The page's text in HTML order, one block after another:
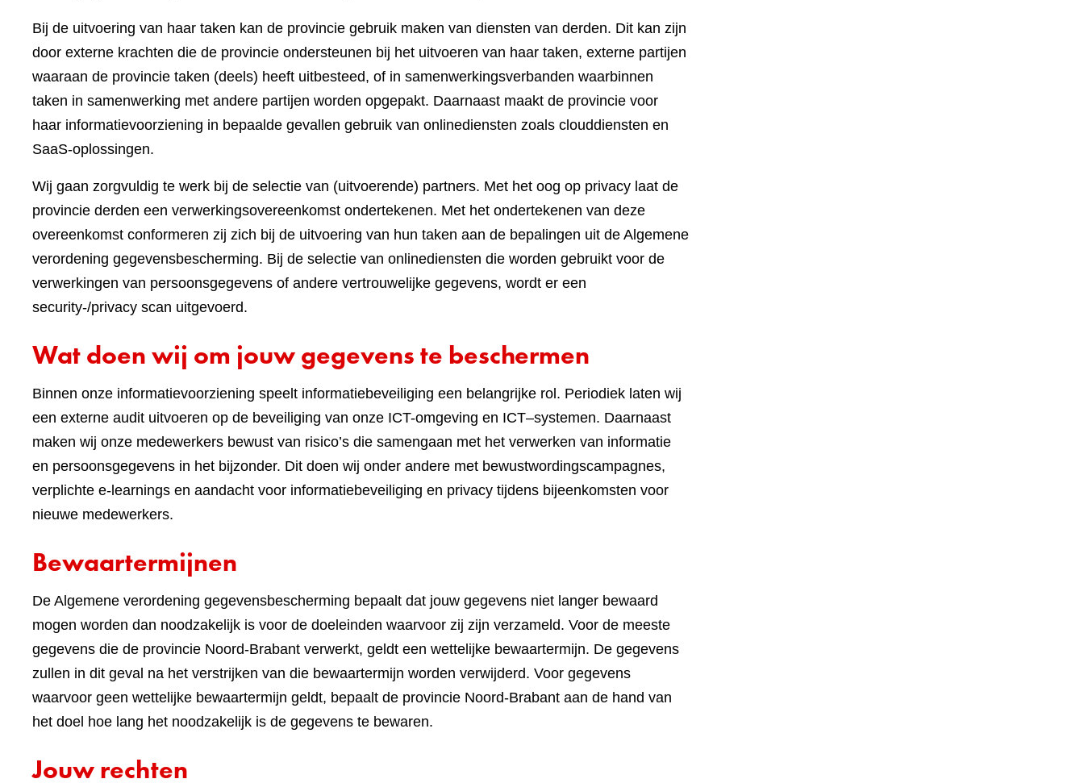
Bij de uitvoering van haar taken kan de provincie gebruik maken van diensten van derden. Dit kan zijn
door externe krachten die de provincie ondersteunen bij het uitvoeren van haar taken, externe partijen
waaraan de provincie taken (deels) heeft uitbesteed, of in samenwerkingsverbanden waarbinnen
taken in samenwerking met andere partijen worden opgepakt. Daarnaast maakt de provincie voor
haar informatievoorziening in bepaalde gevallen gebruik van onlinediensten zoals clouddiensten en
SaaS-oplossingen.
Wij gaan zorgvuldig te werk bij de selectie van (uitvoerende) partners. Met het oog op privacy laat de
provincie derden een verwerkingsovereenkomst ondertekenen. Met het ondertekenen van deze
overeenkomst conformeren zij zich bij de uitvoering van hun taken aan de bepalingen uit de Algemene
verordening gegevensbescherming. Bij de selectie van onlinediensten die worden gebruikt voor de
verwerkingen van persoonsgegevens of andere vertrouwelijke gegevens, wordt er een
security-/privacy scan uitgevoerd.
Wat doen wij om jouw gegevens te beschermen
Binnen onze informatievoorziening speelt informatiebeveiliging een belangrijke rol. Periodiek laten wij
een externe audit uitvoeren op de beveiliging van onze ICT-omgeving en ICT–systemen. Daarnaast
maken wij onze medewerkers bewust van risico’s die samengaan met het verwerken van informatie
en persoonsgegevens in het bijzonder. Dit doen wij onder andere met bewustwordingscampagnes,
verplichte e-learnings en aandacht voor informatiebeveiliging en privacy tijdens bijeenkomsten voor
nieuwe medewerkers.
Bewaartermijnen
De Algemene verordening gegevensbescherming bepaalt dat jouw gegevens niet langer bewaard
mogen worden dan noodzakelijk is voor de doeleinden waarvoor zij zijn verzameld. Voor de meeste
gegevens die de provincie Noord-Brabant verwerkt, geldt een wettelijke bewaartermijn. De gegevens
zullen in dit geval na het verstrijken van die bewaartermijn worden verwijderd. Voor gegevens
waarvoor geen wettelijke bewaartermijn geldt, bepaalt de provincie Noord-Brabant aan de hand van
het doel hoe lang het noodzakelijk is de gegevens te bewaren.
Jouw rechten